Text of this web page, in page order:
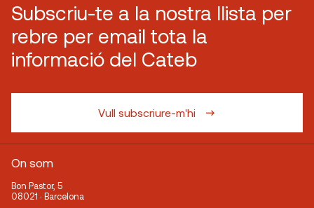
Subscriu-te a la nostra llista per
rebre per email tota la
informació del Cateb
Vull subscriure-m'hi
On som
Bon Pastor, 5
08021 · Barcelona